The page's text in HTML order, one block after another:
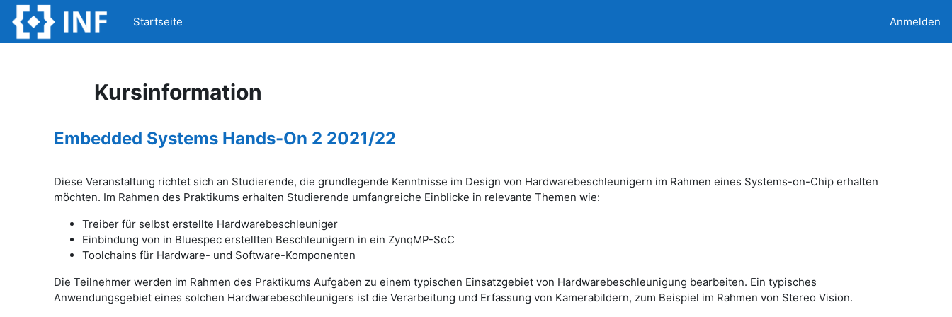
Zum Hauptinhalt
Startseite
Anmelden
Kursinformation
Embedded Systems Hands-On 2 2021/22
Diese Veranstaltung richtet sich an Studierende, die grundlegende Kenntnisse im Design von Hardwarebeschleunigern im Rahmen eines Systems-on-Chip erhalten
möchten. Im Rahmen des Praktikums erhalten Studierende umfangreiche Einblicke in relevante Themen wie:
Treiber für selbst erstellte Hardwarebeschleuniger
Einbindung von in Bluespec erstellten Beschleunigern in ein ZynqMP-SoC
Toolchains für Hardware- und Software-Komponenten
Die Teilnehmer werden im Rahmen des Praktikums Aufgaben zu einem typischen Einsatzgebiet von Hardwarebeschleunigung bearbeiten. Ein typisches
Anwendungsgebiet eines solchen Hardwarebeschleunigers ist die Verarbeitung und Erfassung von Kamerabildern, zum Beispiel im Rahmen von Stereo Vision.